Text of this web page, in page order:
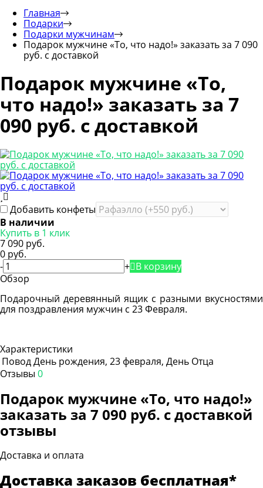
Главная
Подарки
Подарки мужчинам
Подарок мужчине «То, что надо!» заказать за 7 090
руб. с доставкой
Подарок мужчине «То,
что надо!» заказать за 7
090 руб. с доставкой
Добавить конфеты
В наличии
Купить в 1 клик
7 090 руб.
0 руб.
-
+ В корзину
Обзор
Подарочный деревянный ящик с разными вкусностями
для поздравления мужчин с 23 Февраля.
Характеристики
ПоводДень рождения, 23 февраля, День Отца
Отзывы 0
Подарок мужчине «То, что надо!»
заказать за 7 090 руб. с доставкой
отзывы
Доставка и оплата
Доставка заказов бесплатная*